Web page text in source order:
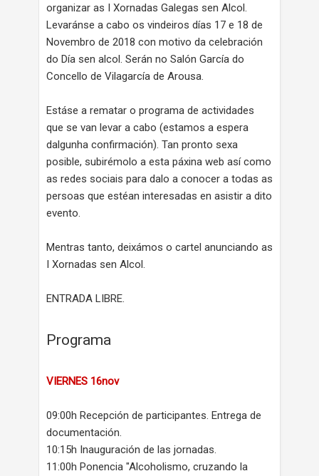
organizar as I Xornadas Galegas sen Alcol.
Levaránse a cabo os vindeiros días 17 e 18 de
Novembro de 2018 con motivo da celebración
do Día sen alcol. Serán no Salón García do
Concello de Vilagarcía de Arousa.
Estáse a rematar o programa de actividades
que se van levar a cabo (estamos a espera
dalgunha confirmación). Tan pronto sexa
posible, subirémolo a esta páxina web así como
as redes sociais para dalo a conocer a todas as
persoas que estéan interesadas en asistir a dito
evento.
Mentras tanto, deixámos o cartel anunciando as
I Xornadas sen Alcol.
ENTRADA LIBRE.
Programa
VIERNES 16nov
09:00h Recepción de participantes. Entrega de
documentación.
10:15h Inauguración de las jornadas.
11:00h Ponencia "Alcoholismo, cruzando la